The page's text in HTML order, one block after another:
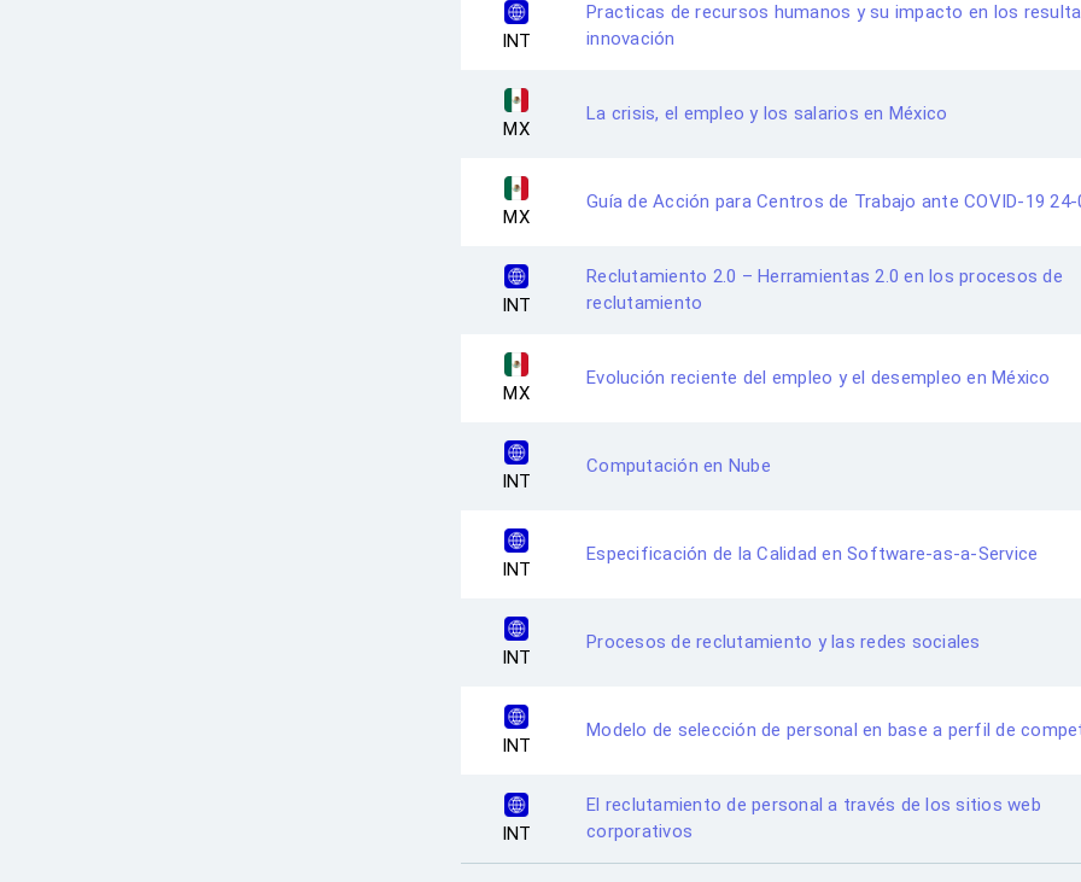
INT
Practicas de recursos humanos y su impacto en los
innovación
MX
La crisis, el empleo y los salarios en México
MX
Guía de Acción para Centros de Trabajo ante COVID-19
INT
Reclutamiento 2.0 – Herramientas 2.0 en los procesos de
reclutamiento
MX
Evolución reciente del empleo y el desempleo en México
INT
Computación en Nube
INT
Especificación de la Calidad en Software-as-a-Service
INT
Procesos de reclutamiento y las redes sociales
INT
Modelo de selección de personal en base a perfil de
INT
El reclutamiento de personal a través de los sitios web
corporativos